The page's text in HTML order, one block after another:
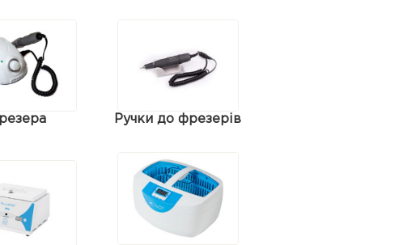
Ручки до фрезерів